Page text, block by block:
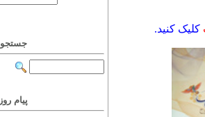
کلیک کنید.
جستجو
پیام روز